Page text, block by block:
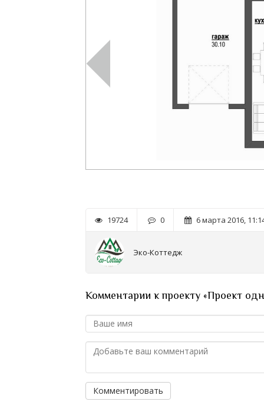
19724 0 6 марта 2016,
Эко-Коттедж
Комментарии к проекту «Проект
Комментировать